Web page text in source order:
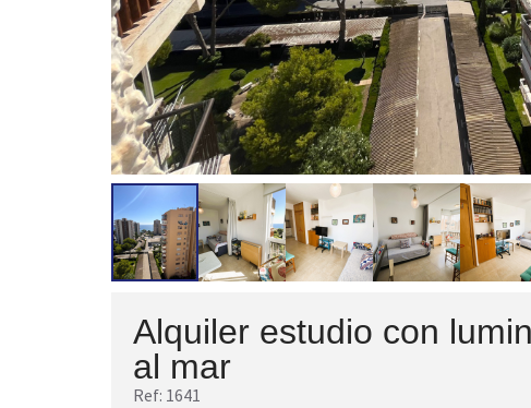
Alquiler estudio con
al mar
Ref: 1641